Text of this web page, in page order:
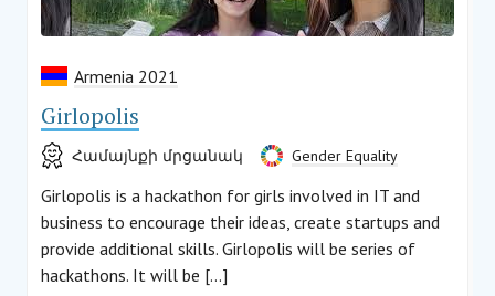
Armenia 2021
Girlopolis
Համայնքի մրցանակ Gender Equality
Girlopolis is a hackathon for girls involved in IT and
business to encourage their ideas, create startups and
provide additional skills. Girlopolis will be series of
hackathons. It will be […]